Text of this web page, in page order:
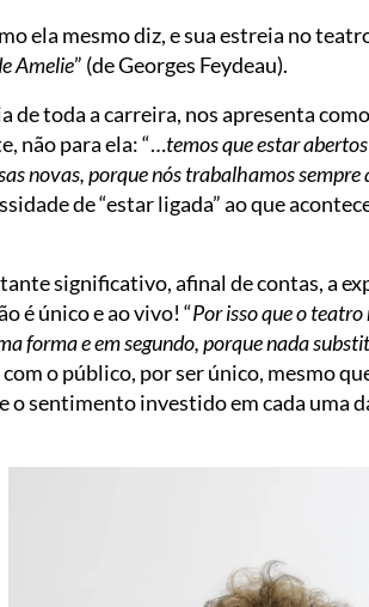
ela mesmo diz, e sua estreia no
Amelie” (de Georges Feydeau).
de toda a carreira, nos apresenta
não para ela: “…temos que estar
novas, porque nós trabalhamos sempre
de “estar ligada” ao que
significativo, afinal de contas, a
é único e ao vivo! “Por isso que o
forma e em segundo, porque nada
o público, por ser único, mesmo
o sentimento investido em cada uma